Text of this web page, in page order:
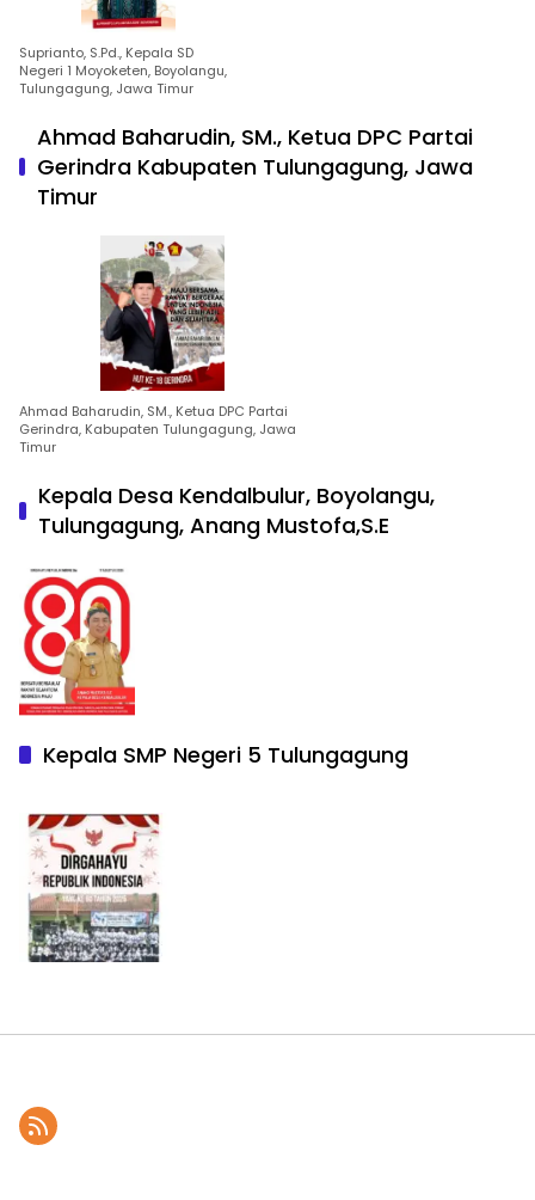
Suprianto, S.Pd., Kepala SD
Negeri 1 Moyoketen, Boyolangu,
Tulungagung, Jawa Timur
Ahmad Baharudin, SM., Ketua DPC Partai
Gerindra Kabupaten Tulungagung, Jawa
Timur
Ahmad Baharudin, SM., Ketua DPC Partai
Gerindra, Kabupaten Tulungagung, Jawa
Timur
Kepala Desa Kendalbulur, Boyolangu,
Tulungagung, Anang Mustofa,S.E
Kepala SMP Negeri 5 Tulungagung